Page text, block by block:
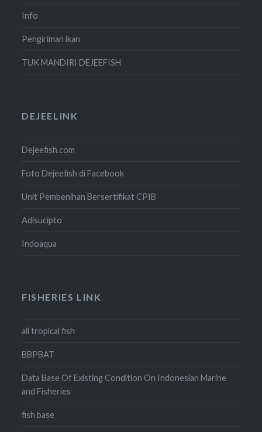
Info
Pengiriman ikan
TUK MANDIRI DEJEEFISH
DEJEELINK
Dejeefish.com
Foto Dejeefish di Facebook
Unit Pembenihan Bersertifikat CPIB
Adisucipto
Indoaqua
FISHERIES LINK
all tropical fish
BBPBAT
Data Base Of Existing Condition On Indonesian Marine
and Fisheries
fish base